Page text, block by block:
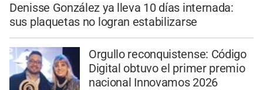
Denisse González ya lleva 10 días internada:
sus plaquetas no logran estabilizarse
Orgullo reconquistense: Código
Digital obtuvo el primer premio
nacional Innovamos 2026